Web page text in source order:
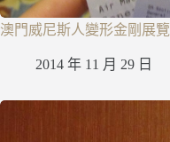
澳門威尼斯人變形金剛展覽
2014 年 11 月 29 日